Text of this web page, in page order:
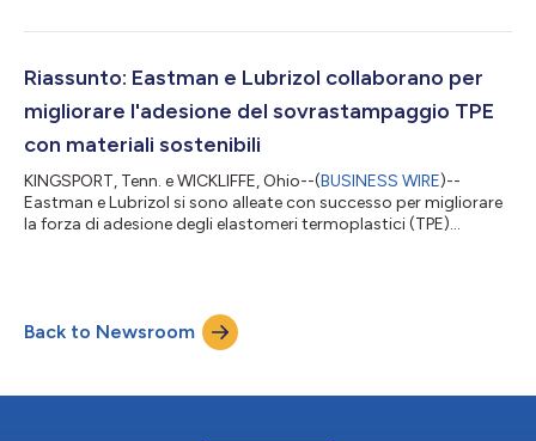
Gregory Hunt e Michael Gahagan, che ha ottenuto il
nel campo dei lubrificanti e dei carburanti per il settore della
Riassunto: Eastman e Lubrizol collaborano per
migliorare l'adesione del sovrastampaggio TPE
con materiali sostenibili
KINGSPORT, Tenn. e WICKLIFFE, Ohio--(BUSINESS WIRE)--
Eastman e Lubrizol si sono alleate con successo per migliorare
la forza di adesione degli elastomeri termoplastici (TPE)
fornendo migliori prestazioni e caratteristiche estetiche dei
prodotti di consumo quando viene utilizzato il materiale
sostenibile di Eastman, Tritan™ Renew,...
Back to Newsroom